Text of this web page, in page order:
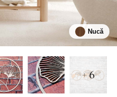
Nucă
+ 6